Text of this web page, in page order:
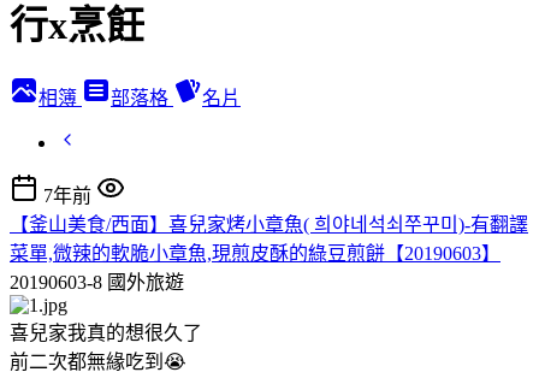
行x烹飪
相簿 部落格 名片
7年前
【釜山美食/西面】喜兒家烤小章魚( 희야네석쇠쭈꾸미)-有翻譯
菜單,微辣的軟脆小章魚,現煎皮酥的綠豆煎餅【20190603】
20190603-8 國外旅遊
喜兒家我真的想很久了
前二次都無緣吃到😭